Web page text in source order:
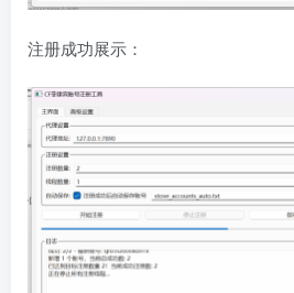
注册成功展示：